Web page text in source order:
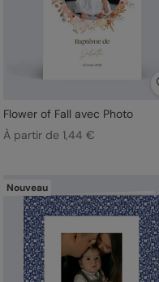
Flower of Fall avec Photo
À partir de 1,44 €
Nouveau